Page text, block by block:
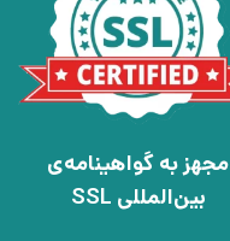
مجهز به گواهینامه‌ی
بین‌المللی SSL